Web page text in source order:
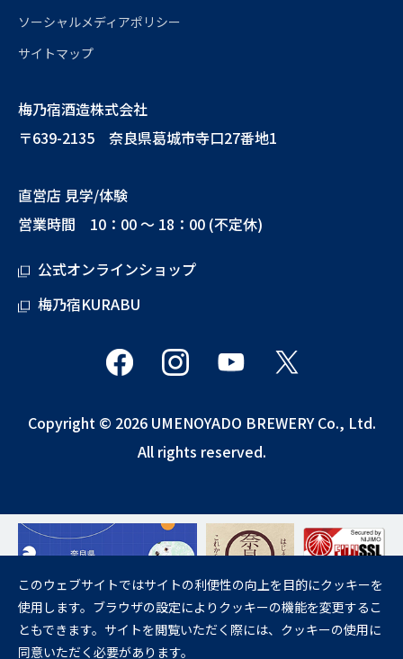
ソーシャルメディアポリシー
サイトマップ
梅乃宿酒造株式会社
〒639-2135 奈良県葛城市寺口27番地1
直営店 見学/体験
営業時間 10：00 ～ 18：00 (不定休)
公式オンラインショップ
梅乃宿KURABU
Copyright © 2026 UMENOYADO BREWERY Co., Ltd.
All rights reserved.
飲酒は20歳になってから。
妊娠中や授乳期の飲酒は、胎児・乳児の発育に悪影響を与えるおそれが
あります。
このウェブサイトではサイトの利便性の向上を目的にクッキーを
使用します。ブラウザの設定によりクッキーの機能を変更するこ
ともできます。サイトを閲覧いただく際には、クッキーの使用に
同意いただく必要があります。